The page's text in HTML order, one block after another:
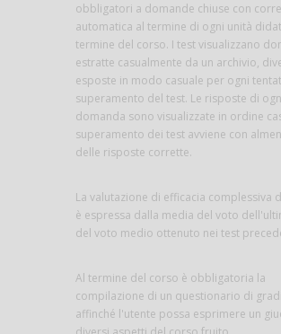
obbligatori a domande chiuse con
automatica al termine di ogni unità
termine del corso. I test visualizzano
estratte casualmente da un archivio,
esposte in modo casuale per ogni
superamento del test. Le risposte di
domanda sono visualizzate in ordine
superamento dei test avviene con
delle risposte corrette.
La valutazione di efficacia complessiva
è espressa dalla media del voto
del voto medio ottenuto nei test
Al termine del corso è obbligatoria la
compilazione di un questionario di
affinché l'utente possa esprimere un